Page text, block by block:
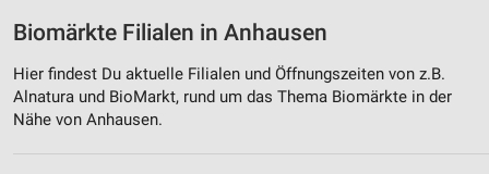
Biomärkte Filialen in Anhausen
Hier findest Du aktuelle Filialen und Öffnungszeiten von z.B.
Alnatura und BioMarkt, rund um das Thema Biomärkte in der
Nähe von Anhausen.